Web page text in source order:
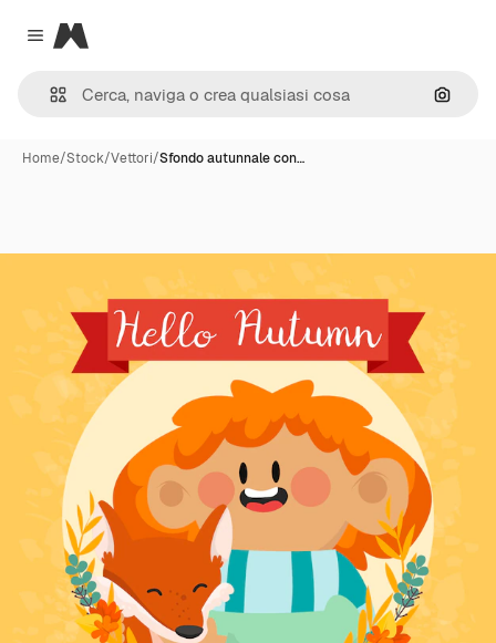
Close menu
Magnific
Cerca
Home/Stock/Vettori/Sfondo autunnale con…